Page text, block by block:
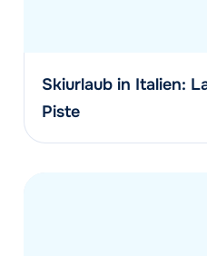
Skiurlaub in Italien:
Piste